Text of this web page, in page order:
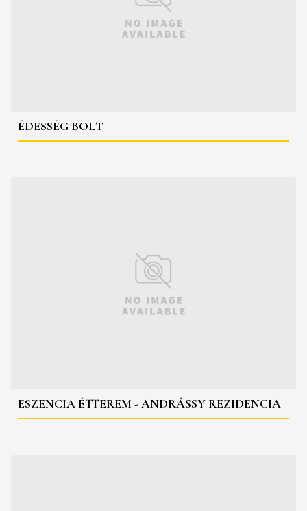
ÉDESSÉG BOLT
ESZENCIA ÉTTEREM - ANDRÁSSY REZIDENCIA